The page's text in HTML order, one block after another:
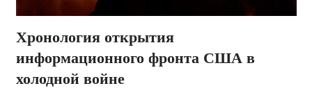
Хронология открытия
информационного фронта США в
холодной войне